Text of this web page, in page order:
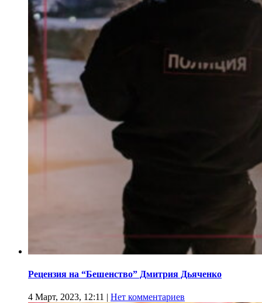
Рецензия на “Бешенство” Дмитрия Дьяченко
4 Март, 2023, 12:11 | Нет комментариев